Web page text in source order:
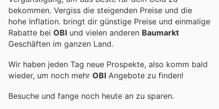
bekommen. Vergiss die steigenden Preise und die
hohe Inflation. bringt dir günstige Preise und einmalige
Rabatte bei OBI und vielen anderen Baumarkt
Geschäften im ganzen Land.
Wir haben jeden Tag neue Prospekte, also komm bald
wieder, um noch mehr OBI Angebote zu finden!
Besuche und fange noch heute an zu sparen.